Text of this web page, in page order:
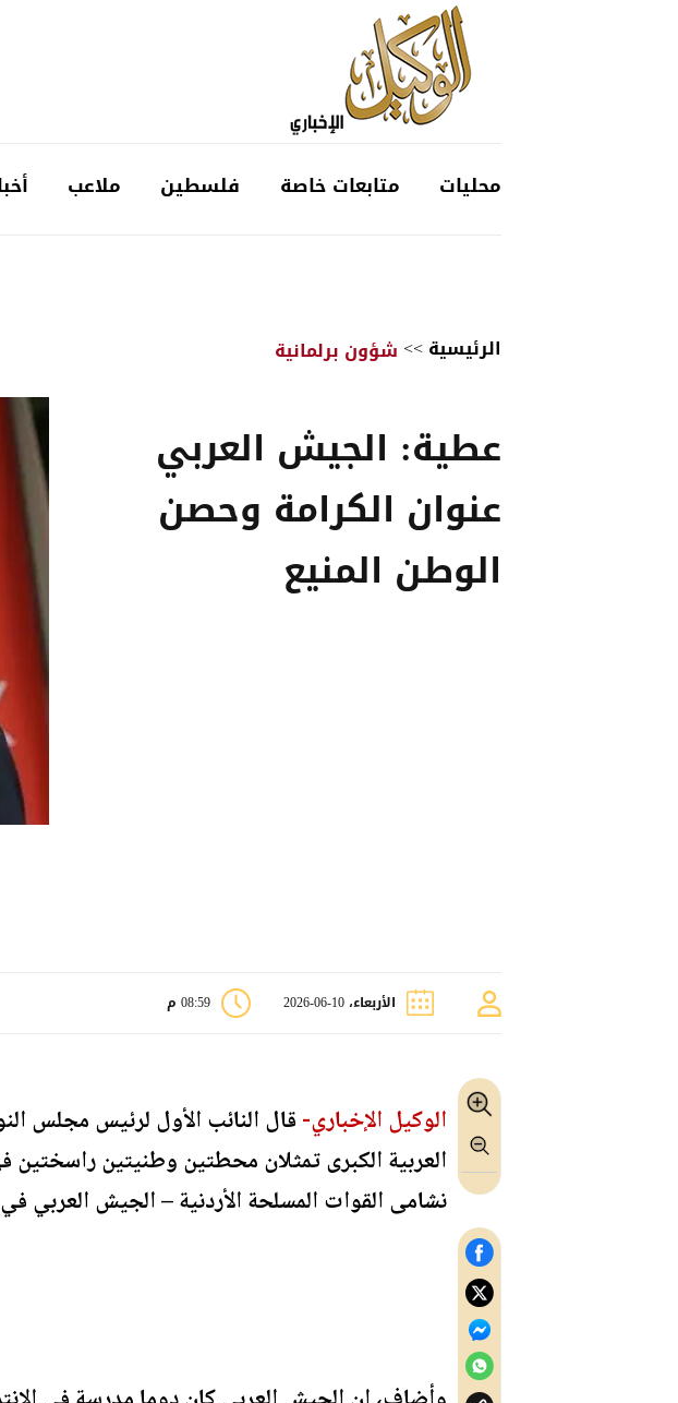
محليات متابعات خاصة فلسطين ملاعب
الرئيسية>>شؤون برلمانية
عطية: الجيش العربي
عنوان الكرامة وحصن
الوطن المنيع
الأربعاء، 10-06-2026 08:59 م
الوكيل الإخباري-قال النائب الأول لرئيس مجلس
العربية الكبرى تمثلان محطتين وطنيتين راسختين
نشامى القوات المسلحة الأردنية – الجيش